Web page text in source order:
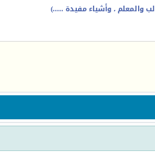
والمعلم ، وأشياء مفيدة .....)